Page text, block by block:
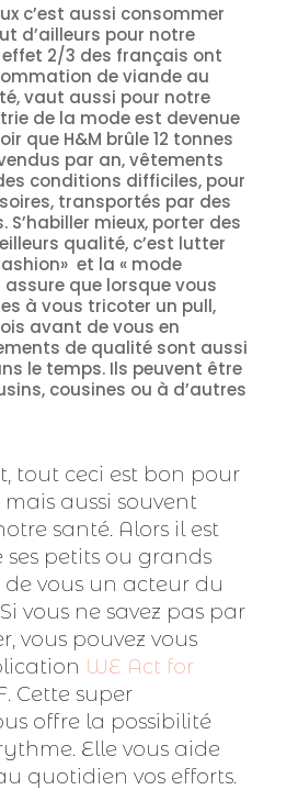
c’est aussi consommer
d’ailleurs pour notre
2/3 des français ont
de viande au
vaut aussi pour notre
de la mode est devenue
que H&M brûle 12 tonnes
par an, vêtements
conditions difficiles, pour
transportés par des
mieux, porter des
qualité, c’est lutter
et la « mode
assure que lorsque vous
à vous tricoter un pull,
avant de vous en
de qualité sont aussi
le temps. Ils peuvent être
cousines ou à d’autres
tout ceci est bon pour
aussi souvent
santé. Alors il est
ses petits ou grands
vous un acteur du
vous ne savez pas par
vous pouvez vous
WE Act for
Cette super
offre la possibilité
Elle vous aide
quotidien vos efforts.